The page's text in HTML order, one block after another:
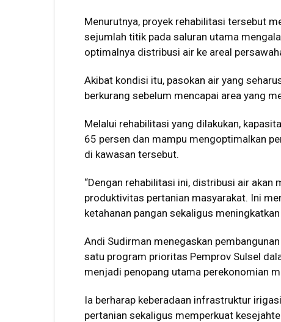
Menurutnya, proyek rehabilitasi tersebut
sejumlah titik pada saluran utama
optimalnya distribusi air ke areal
Akibat kondisi itu, pasokan air yang
berkurang sebelum mencapai area yang
Melalui rehabilitasi yang dilakukan,
65 persen dan mampu mengoptimalkan
di kawasan tersebut.
“Dengan rehabilitasi ini, distribusi air
produktivitas pertanian masyarakat. Ini
ketahanan pangan sekaligus
Andi Sudirman menegaskan
satu program prioritas Pemprov Sulsel
menjadi penopang utama perekonomian
Ia berharap keberadaan infrastruktur
pertanian sekaligus memperkuat